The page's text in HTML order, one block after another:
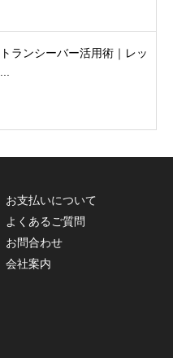
ランシーバー活用術｜レッ
お支払いについて
よくあるご質問
お問合わせ
会社案内